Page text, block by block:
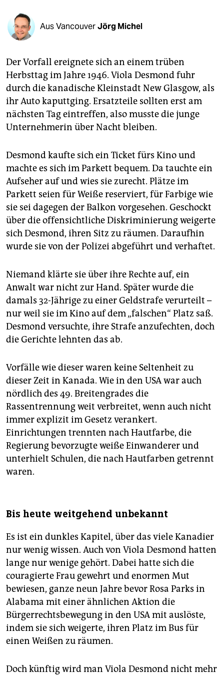
veranstaltungen
shop
unterstützen
abo
genossenschaft
epaper login
Aus VancouverJörg Michel
Der Vorfall ereignete sich an einem trüben
Herbsttag im Jahre 1946. Viola Desmond fuhr
durch die kanadische Kleinstadt New Glasgow, als
ihr Auto kaputtging. Ersatzteile sollten erst am
nächsten Tag eintreffen, also musste die junge
Unternehmerin über Nacht bleiben.
Desmond kaufte sich ein Ticket fürs Kino und
machte es sich im Parkett bequem. Da tauchte ein
Aufseher auf und wies sie zurecht. Plätze im
Parkett seien für Weiße reserviert, für Farbige wie
sie sei dagegen der Balkon vorgesehen. Geschockt
über die offensichtliche Diskriminierung weigerte
sich Desmond, ihren Sitz zu räumen. Daraufhin
wurde sie von der Polizei abgeführt und verhaftet.
Niemand klärte sie über ihre Rechte auf, ein
Anwalt war nicht zur Hand. Später wurde die
damals 32-Jährige zu einer Geldstrafe verurteilt –
nur weil sie im Kino auf dem „falschen“ Platz saß.
Desmond versuchte, ihre Strafe anzufechten, doch
die Gerichte lehnten das ab.
Vorfälle wie dieser waren keine Seltenheit zu
dieser Zeit in Kanada. Wie in den USA war auch
nördlich des 49. Breitengrades die
Rassentrennung weit verbreitet, wenn auch nicht
immer explizit im Gesetz verankert.
Einrichtungen trennten nach Hautfarbe, die
Regierung bevorzugte weiße Einwanderer und
unterhielt Schulen, die nach Hautfarben getrennt
waren.
Bis heute weitgehend unbekannt
Es ist ein dunkles Kapitel, über das viele Kanadier
nur wenig wissen. Auch von Viola Desmond hatten
lange nur wenige gehört. Dabei hatte sich die
couragierte Frau gewehrt und enormen Mut
bewiesen, ganze neun Jahre bevor Rosa Parks in
Alabama mit einer ähnlichen Aktion die
Bürgerrechtsbewegung in den USA mit auslöste,
indem sie sich weigerte, ihren Platz im Bus für
einen Weißen zu räumen.
Doch künftig wird man Viola Desmond nicht mehr